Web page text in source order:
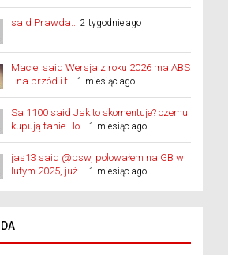
said Prawda... 2 tygodnie ago
Maciej said Wersja z roku 2026 ma ABS
- na przód i t... 1 miesiąc ago
Sa 1100 said Jak to skomentuje? czemu
kupują tanie Ho... 1 miesiąc ago
jas13 said @bsw, polowałem na GB w
lutym 2025, już ... 1 miesiąc ago